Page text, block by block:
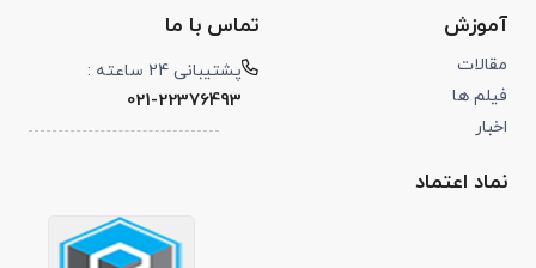
آموزش
مقالات
فیلم ها
اخبار
تماس با ما
پشتیبانی 24 ساعته :
021-22376493
نماد اعتماد